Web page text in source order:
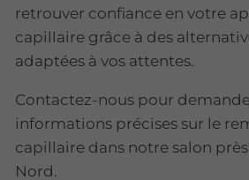
retrouver confiance en votre
capillaire grâce à des
adaptées à vos attentes.
Contactez-nous pour
informations précises sur le
capillaire dans notre salon
Nord.